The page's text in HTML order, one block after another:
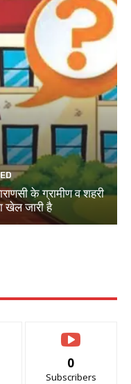
के ग्रामीण व शहरी
खेल जारी है
0
Subscribers